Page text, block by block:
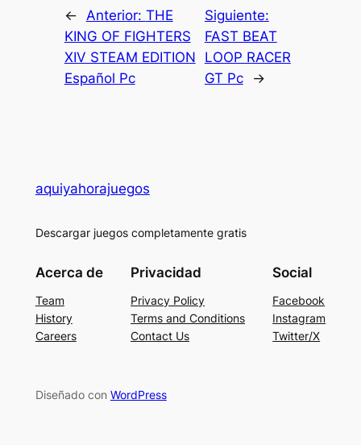
← Anterior: THE
KING OF FIGHTERS
XIV STEAM EDITION
Español Pc
Siguiente:
FAST BEAT
LOOP RACER
GT Pc
→
aquiyahorajuegos
Descargar juegos completamente gratis
Acerca de
Team
History
Careers
Privacidad
Privacy Policy
Terms and Conditions
Contact Us
Social
Facebook
Instagram
Twitter/X
Diseñado con WordPress